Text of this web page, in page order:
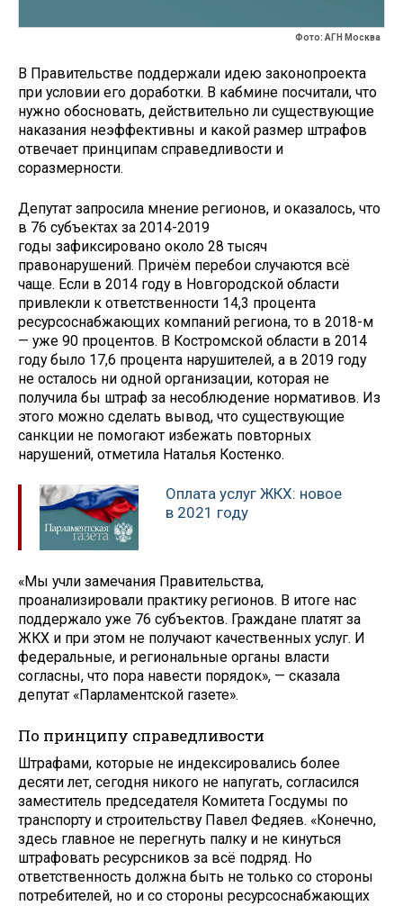
Фото: АГН Москва
В Правительстве поддержали идею законопроекта
при условии его доработки. В кабмине посчитали, что
нужно обосновать, действительно ли существующие
наказания неэффективны и какой размер штрафов
отвечает принципам справедливости и
соразмерности.
Депутат запросила мнение регионов, и оказалось, что
в 76 субъектах за 2014-2019
годы зафиксировано около 28 тысяч
правонарушений. Причём перебои случаются всё
чаще. Если в 2014 году в Новгородской области
привлекли к ответственности 14,3 процента
ресурсоснабжающих компаний региона, то в 2018-м
— уже 90 процентов. В Костромской области в 2014
году было 17,6 процента нарушителей, а в 2019 году
не осталось ни одной организации, которая не
получила бы штраф за несоблюдение нормативов. Из
этого можно сделать вывод, что существующие
санкции не помогают избежать повторных
нарушений, отметила Наталья Костенко.
Оплата услуг ЖКХ: новое
в 2021 году
«Мы учли замечания Правительства,
проанализировали практику регионов. В итоге нас
поддержало уже 76 субъектов. Граждане платят за
ЖКХ и при этом не получают качественных услуг. И
федеральные, и региональные органы власти
согласны, что пора навести порядок», — сказала
депутат «Парламентской газете».
По принципу справедливости
Штрафами, которые не индексировались более
десяти лет, сегодня никого не напугать, согласился
заместитель председателя Комитета Госдумы по
транспорту и строительству Павел Федяев. «Конечно,
здесь главное не перегнуть палку и не кинуться
штрафовать ресурсников за всё подряд. Но
ответственность должна быть не только со стороны
потребителей, но и со стороны ресурсоснабжающих